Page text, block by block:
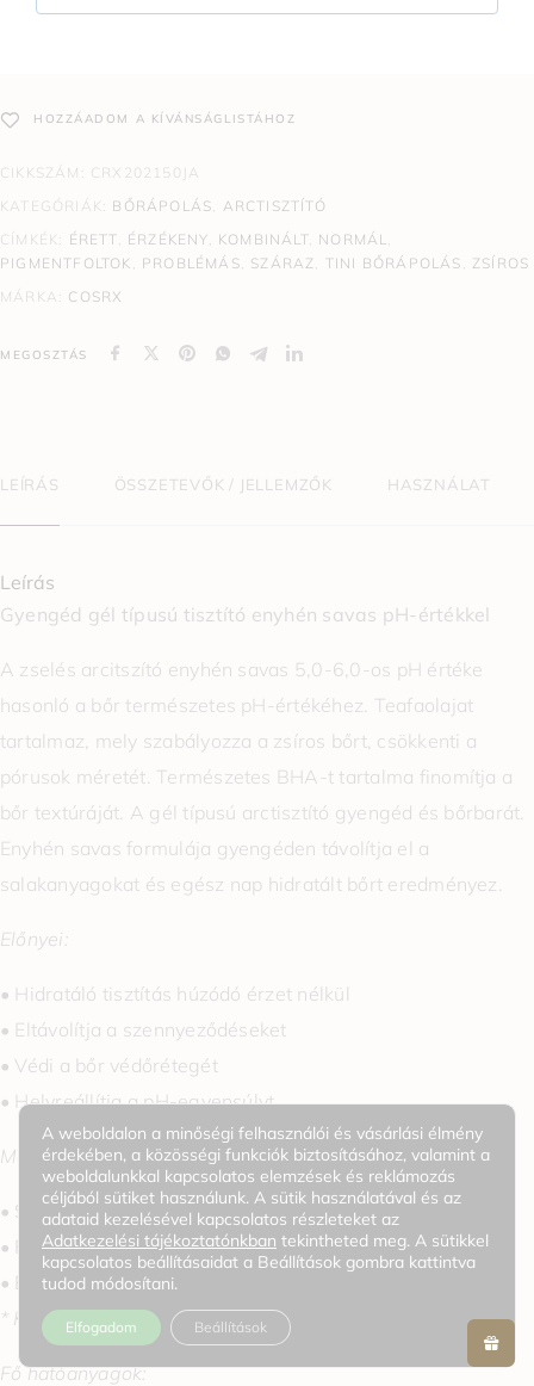
HOZZÁADOM A KÍVÁNSÁGLISTÁHOZ
CIKKSZÁM: CRX202150JA
KATEGÓRIÁK: BŐRÁPOLÁS, ARCTISZTÍTÓ
CÍMKÉK: ÉRETT, ÉRZÉKENY, KOMBINÁLT, NORMÁL,
PIGMENTFOLTOK , PROBLÉMÁS, SZÁRAZ , TINI BŐRÁPOLÁS , ZSÍROS
MÁRKA: COSRX
MEGOSZTÁS
LEÍRÁS ÖSSZETEVŐK / JELLEMZŐK HASZNÁLAT
Leírás
Gyengéd gél típusú tisztító enyhén savas pH-értékkel
A zselés arcitszító enyhén savas 5,0-6,0-os pH értéke
hasonló a bőr természetes pH-értékéhez. Teafaolajat
tartalmaz, mely szabályozza a zsíros bőrt, csökkenti a
pórusok méretét. Természetes BHA-t tartalma finomítja a
bőr textúráját. A gél típusú arctisztító gyengéd és bőrbarát.
Enyhén savas formulája gyengéden távolítja el a
salakanyagokat és egész nap hidratált bőrt eredményez.
Előnyei:
• Hidratáló tisztítás húzódó érzet nélkül
• Eltávolítja a szennyeződéseket
• Védi a bőr védőrétegét
• Helyreállítja a pH-egyensúlyt
Mely esetekben ajánlott:
• Száraz bőr
• Fakó és igénybevett bőr
• Egyenetlen bőrtextúra
* Kiváló az érzékeny bőr számára is
Fő hatóanyagok:
A weboldalon a minőségi felhasználói és vásárlási élmény
érdekében, a közösségi funkciók biztosításához, valamint a
weboldalunkkal kapcsolatos elemzések és reklámozás
céljából sütiket használunk. A sütik használatával és az
adataid kezelésével kapcsolatos részleteket az
Adatkezelési tájékoztatónkban tekintheted meg. A sütikkel
kapcsolatos beállításaidat a Beállítások gombra kattintva
tudod módosítani.
Elfogadom Beállítások